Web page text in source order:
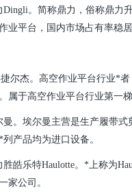
Dingli。简称鼎力，俗称鼎力
业平台，国内市场占有率稳
捷尔杰。高空作业平台行业*
属于高空作业平台行业第一梯
曼。埃尔曼主营是生产履带式
产品均为进口设备。
胜皓乐特Haulotte。*上称为
家公司。